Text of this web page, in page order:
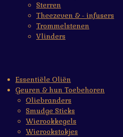
Sterren
Theezeven & - infusers
Trommelstenen
Vlinders
Essentiële Oliën
Geuren & hun Toebehoren
Oliebranders
Smudge Sticks
Wierookkegels
Wierookstokjes